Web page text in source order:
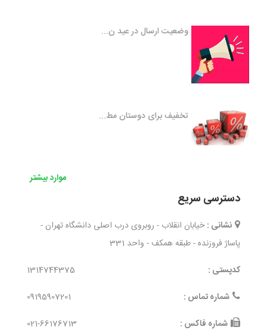
وضعیت ارسال در عید ن...
تخفیف برای دوستان مط...
موارد بیشتر
دسترسی سریع
نشانی : خیابان انقلاب - روبروی درب اصلی دانشگاه تهران -
پاساژ فروزنده - طبقه همکف - واحد 331
کدپستی :
1314744375
شماره تماس :
09195907201
شماره فاکس :
021-66176713